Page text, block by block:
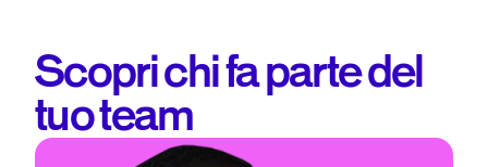
Scopri chi fa parte del
tuo team